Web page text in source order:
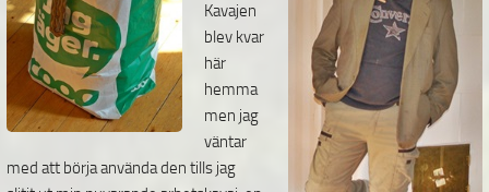
Kavajen
blev kvar
här
hemma
men jag
väntar
med att börja använda den tills jag